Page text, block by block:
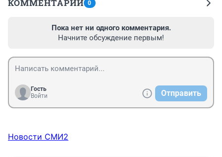
КОММЕНТАРИИ 0
Пока нет ни одного комментария.
Начните обсуждение первым!
Гость
Войти
Отправить
Новости СМИ2